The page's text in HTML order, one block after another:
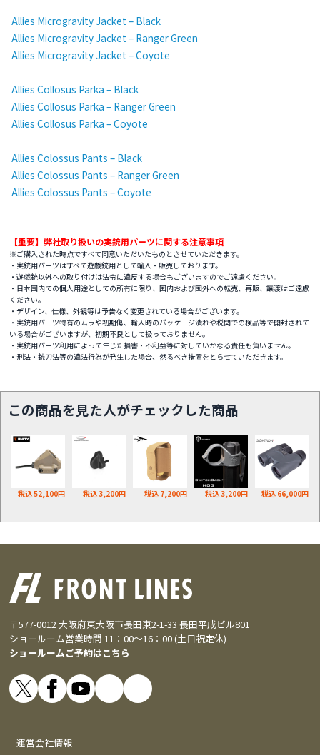
Allies Microgravity Jacket – Black
Allies Microgravity Jacket – Ranger Green
Allies Microgravity Jacket – Coyote
Allies Collosus Parka – Black
Allies Collosus Parka – Ranger Green
Allies Collosus Parka – Coyote
Allies Colossus Pants – Black
Allies Colossus Pants – Ranger Green
Allies Colossus Pants – Coyote
【重要】弊社取り扱いの実銃用パーツに関する注意事項
※ご購入された時点ですべて同意いただいたものとさせていただきます。
・実銃用パーツはすべて遊戯銃用として輸入・販売しております。
・遊戯銃以外への取り付けは法令に違反する場合もございますのでご遠慮ください。
・日本国内での個人用途としての所有に限り、国内および国外への転売、再販、譲渡はご遠慮
ください。
・デザイン、仕様、外観等は予告なく変更されている場合がございます。
・実銃用パーツ特有のムラや初期傷、輸入時のパッケージ潰れや税関での検品等で開封されて
いる場合がございますが、初期不良として扱っておりません。
・実銃用パーツ利用によって生じた損害・不利益等に対していかなる責任も負いません。
・刑法・銃刀法等の違法行為が発生した場合、然るべき措置をとらせていただきます。
この商品を見た人がチェックした商品
税込 52,100円 税込 3,200円 税込 7,200円 税込 3,200円 税込 66,000円
〒577-0012 大阪府東大阪市長田東2-1-33 長田平成ビル801
ショールーム営業時間 11：00～16：00 (土日祝定休)
ショールームご予約はこちら
運営会社情報